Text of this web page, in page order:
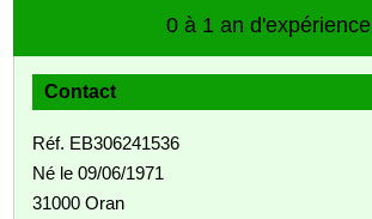
0 à 1 an d'expérience
Contact
Réf. EB306241536
Né le 09/06/1971
31000 Oran